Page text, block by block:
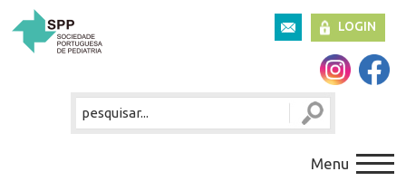
LOGIN
Menu